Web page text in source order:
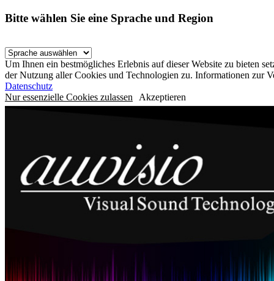
Bitte wählen Sie eine Sprache und Region
Um Ihnen ein bestmögliches Erlebnis auf dieser Website zu bieten
der Nutzung aller Cookies und Technologien zu. Informationen zur
Datenschutz
Nur essenzielle Cookies zulassen Akzeptieren